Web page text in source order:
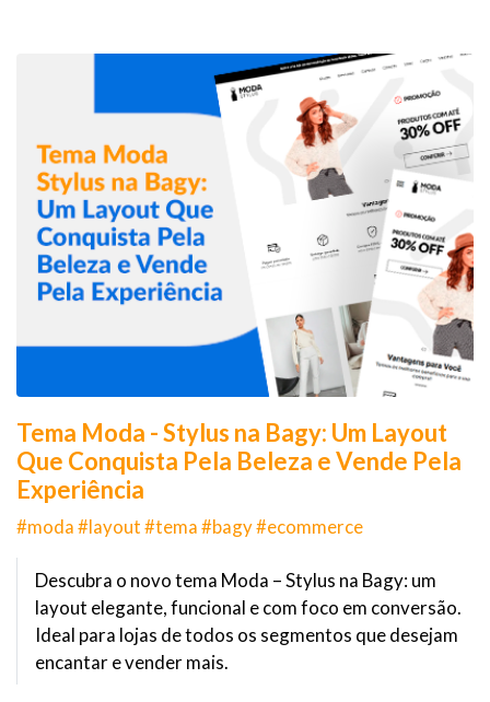
Tema Moda - Stylus na Bagy: Um Layout
Que Conquista Pela Beleza e Vende Pela
Experiência
#moda #layout #tema #bagy #ecommerce
Descubra o novo tema Moda – Stylus na Bagy: um
layout elegante, funcional e com foco em conversão.
Ideal para lojas de todos os segmentos que desejam
encantar e vender mais.